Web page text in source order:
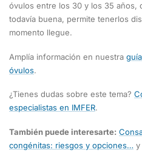
óvulos entre los 30 y los 35 años,
todavía buena, permite tenerlos
momento llegue.
Amplía información en nuestra
óvulos.
¿Tienes dudas sobre este tema?
especialistas en IMFER.
También puede interesarte:
congénitas: riesgos y opciones… y